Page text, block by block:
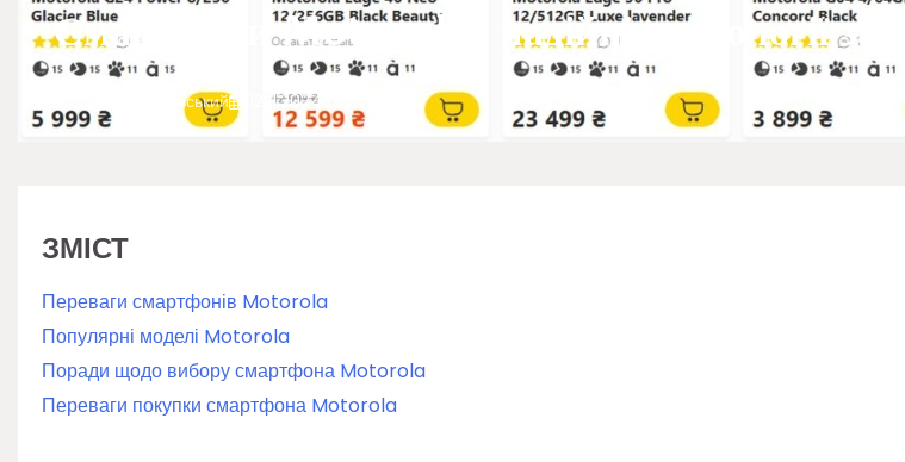
Смартфони Motorola: надійні технології за
Марко Грушевський 12.11.2024
ЗМІСТ
Переваги смартфонів Motorola
Популярні моделі Motorola
Поради щодо вибору смартфона Motorola
Переваги покупки смартфона Motorola